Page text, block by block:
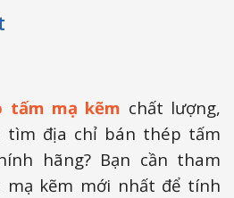
tấm mạ kẽm chất lượng,
tìm địa chỉ bán thép tấm
hãng? Bạn cần tham
mạ kẽm mới nhất để tính